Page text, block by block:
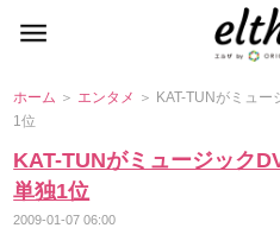
ホーム ＞ エンタメ ＞ KAT-TUNがミュ
1位
KAT-TUNがミュージック
単独1位
2009-01-07 06:00